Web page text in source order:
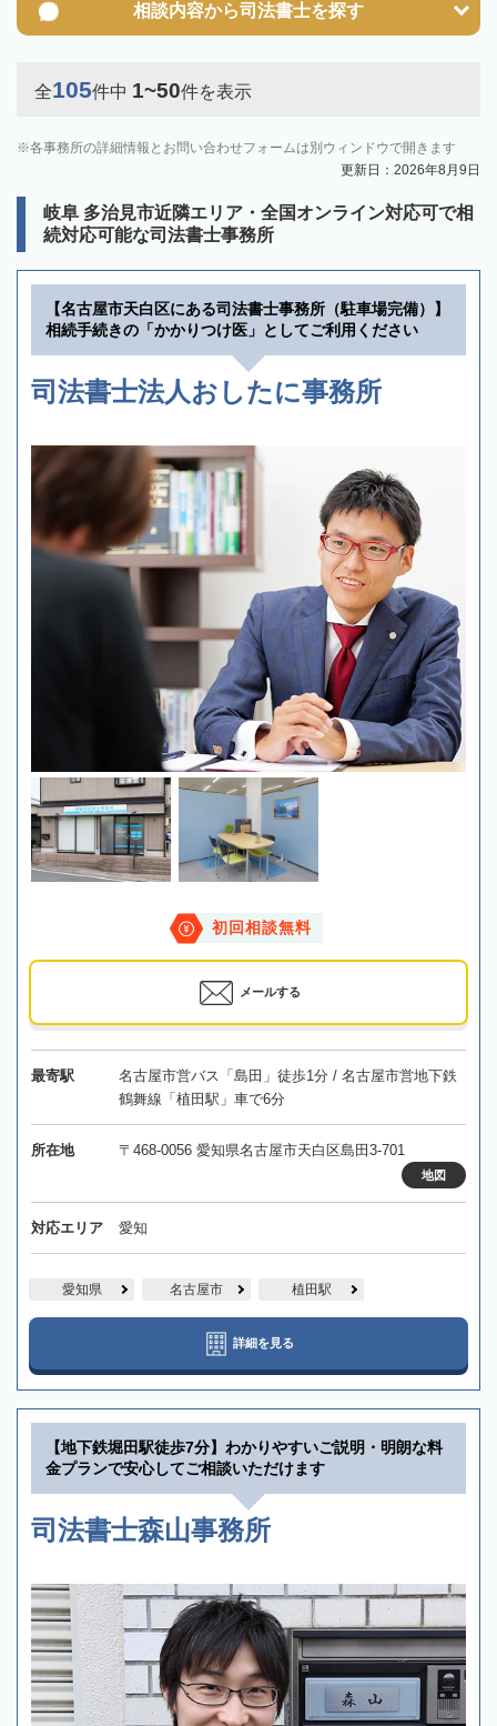
相談内容から司法書士を探す
全105件中 1~50件を表示
各事務所の詳細情報とお問い合わせフォームは別ウィンドウで開きます
更新日：2026年8月9日
岐阜 多治見市近隣エリア・全国オンライン対応可で相
続対応可能な司法書士事務所
【名古屋市天白区にある司法書士事務所（駐車場完備）】
相続手続きの「かかりつけ医」としてご利用ください
司法書士法人おしたに事務所
初回相談無料
メールする
最寄駅
名古屋市営バス「島田」徒歩1分 / 名古屋市営地下鉄
鶴舞線「植田駅」車で6分
所在地 〒468-0056 愛知県名古屋市天白区島田3-701
地図
対応エリア 愛知
愛知県 名古屋市 植田駅
詳細を見る
【地下鉄堀田駅徒歩7分】わかりやすいご説明・明朗な料
金プランで安心してご相談いただけます
司法書士森山事務所